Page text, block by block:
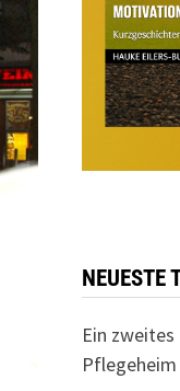
NEUESTE
Ein